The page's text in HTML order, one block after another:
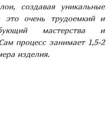
создавая уникальные
очень трудоемкий и
мастерства и
процесс занимает 1,5-2
изделия.